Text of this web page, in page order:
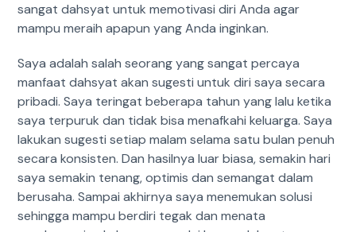
sangat dahsyat untuk memotivasi diri Anda agar
mampu meraih apapun yang Anda inginkan.
Saya adalah salah seorang yang sangat percaya
manfaat dahsyat akan sugesti untuk diri saya secara
pribadi. Saya teringat beberapa tahun yang lalu ketika
saya terpuruk dan tidak bisa menafkahi keluarga. Saya
lakukan sugesti setiap malam selama satu bulan penuh
secara konsisten. Dan hasilnya luar biasa, semakin hari
saya semakin tenang, optimis dan semangat dalam
berusaha. Sampai akhirnya saya menemukan solusi
sehingga mampu berdiri tegak dan menata